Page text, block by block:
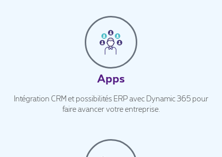
Apps
Intégration CRM et possibilités ERP avec Dynamic 365 pour
faire avancer votre entreprise.